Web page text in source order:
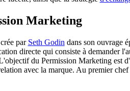
Marketing
par Seth Godin dans son ouvrage
directe qui consiste à demander
du Permission Marketing est
avec la marque. Au premier